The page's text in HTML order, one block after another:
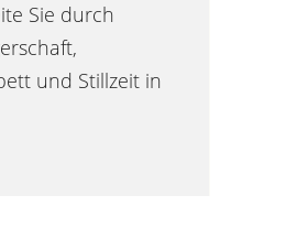
Sie durch
und Stillzeit in